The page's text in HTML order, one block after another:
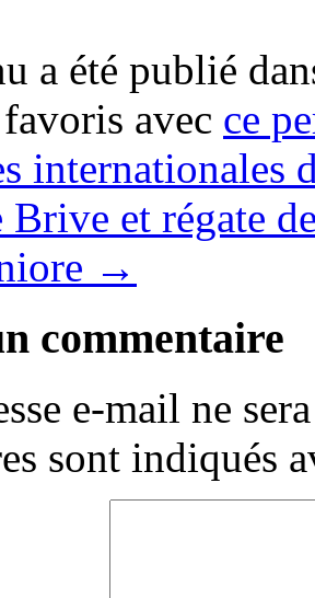
a été publié
avec ce
internationales
Brive et régate
→
commentaire
e-mail ne
sont indiqués